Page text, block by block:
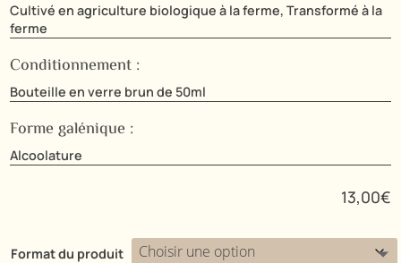
Cultivé en agriculture biologique à la ferme, Transformé à la
ferme
Conditionnement :
Bouteille en verre brun de 50ml
Forme galénique :
Alcoolature
13,00€
Format du produit